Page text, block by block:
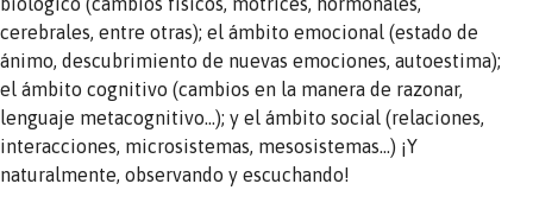
cerebrales, entre otras); el ámbito emocional (estado de
ánimo, descubrimiento de nuevas emociones, autoestima);
el ámbito cognitivo (cambios en la manera de razonar,
lenguaje metacognitivo…); y el ámbito social (relaciones,
interacciones, microsistemas, mesosistemas…) ¡Y
naturalmente, observando y escuchando!